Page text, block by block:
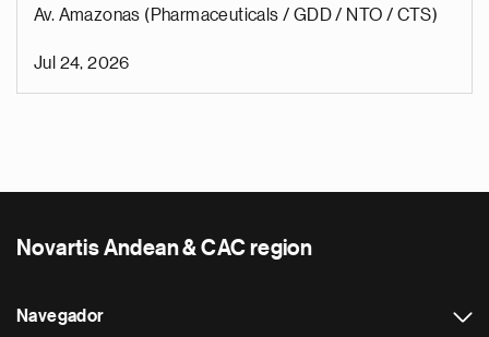
Av. Amazonas (Pharmaceuticals / GDD / NTO / CTS)
Jul 24, 2026
Novartis Andean & CAC region
Navegador